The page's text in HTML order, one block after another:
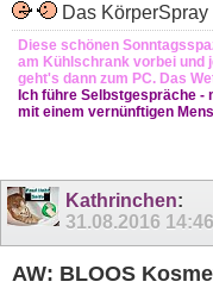
Das
Diese schönen
am Kühlschrank vorbei und
geht's dann zum PC. Das
Ich führe Selbstgespräche -
mit einem vernünftigen
Kathrinchen:
31.08.2016 14:46
AW: BLOOS